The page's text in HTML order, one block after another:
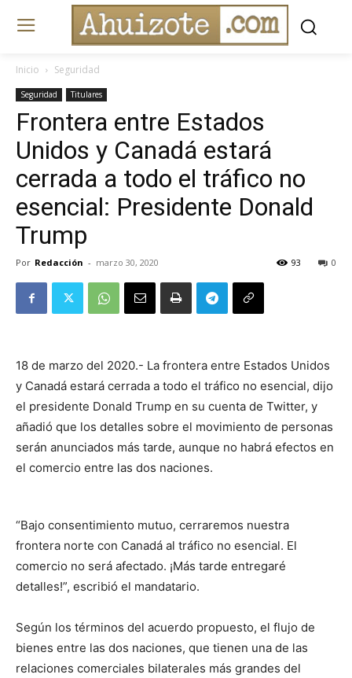
Inicio Seguridad
Seguridad Titulares
Frontera entre Estados
Unidos y Canadá estará
cerrada a todo el tráfico no
esencial: Presidente Donald
Trump
Por Redacción - marzo 30, 2020 0
93
18 de marzo del 2020.- La frontera entre Estados Unidos
y Canadá estará cerrada a todo el tráfico no esencial, dijo
el presidente Donald Trump en su cuenta de Twitter, y
añadió que los detalles sobre el movimiento de personas
serán anunciados más tarde, aunque no habrá efectos en
el comercio entre las dos naciones.
“Bajo consentimiento mutuo, cerraremos nuestra
frontera norte con Canadá al tráfico no esencial. El
comercio no será afectado. ¡Más tarde entregaré
detalles!”, escribió el mandatario.
Según los términos del acuerdo propuesto, el flujo de
bienes entre las dos naciones, que tienen una de las
relaciones comerciales bilaterales más grandes del